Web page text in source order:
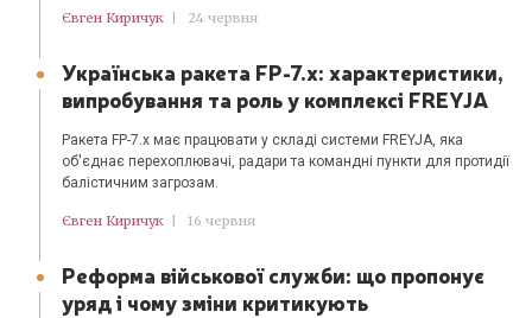
Євген Киричук 24 червня
Українська ракета FP-7.x: характеристики,
випробування та роль у комплексі FREYJA
Ракета FP-7.x має працювати у складі системи FREYJA, яка
об'єднає перехоплювачі, радари та командні пункти для протидії
балістичним загрозам.
Євген Киричук 16 червня
Реформа військової служби: що пропонує
уряд і чому зміни критикують